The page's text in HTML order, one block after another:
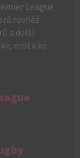
League
rovněž
a další
erotické